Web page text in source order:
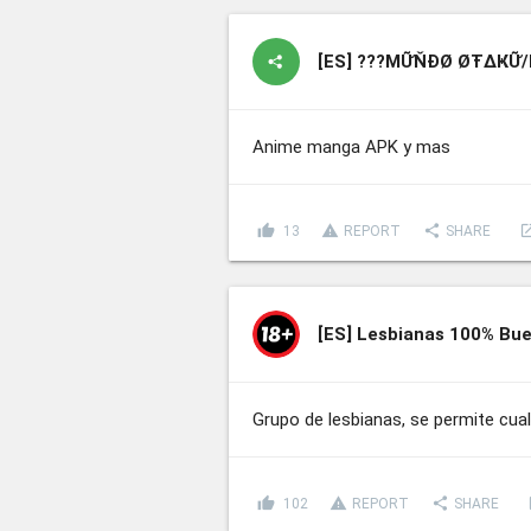
[ES] ???ΜỮŇĐØ
Anime manga APK y mas
thumb_up 13 report_problem REPORT share SHARE
[ES] Lesbianas 100%
Grupo de lesbianas, se permite
thumb_up 102 report_problem REPORT share SHARE